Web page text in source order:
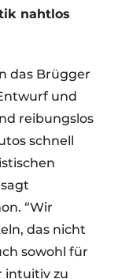
nahtlos
das Brügger
und
reibungslos
schnell
“Wir
das nicht
sowohl für
intuitiv zu